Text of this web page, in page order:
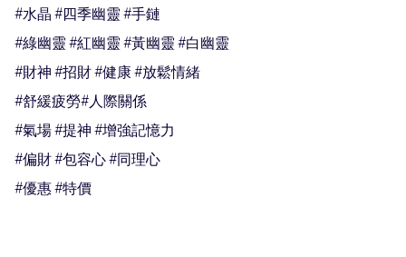
#水晶 #四季幽靈 #手鏈
#綠幽靈 #紅幽靈 #黃幽靈 #白幽靈
#財神 #招財 #健康 #放鬆情緒
#舒緩疲勞#人際關係
#氣場 #提神 #增強記憶力
#偏財 #包容心 #同理心
#優惠 #特價